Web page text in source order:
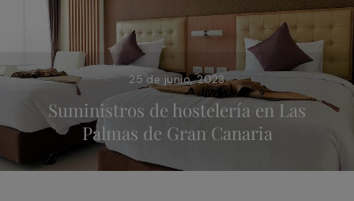
25 de junio, 2023
Suministros de hostelería en Las
Palmas de Gran Canaria